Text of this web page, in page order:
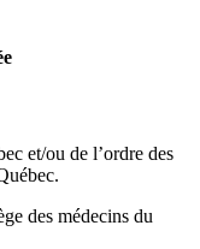
et/ou de l’ordre des
des médecins du